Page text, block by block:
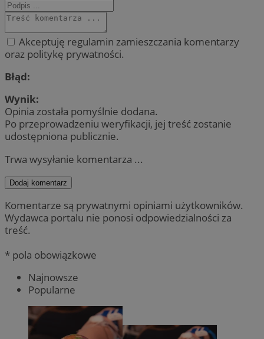
Akceptuję regulamin zamieszczania komentarzy
oraz politykę prywatności.
Błąd:
Wynik:
Opinia została pomyślnie dodana.
Po przeprowadzeniu weryfikacji, jej treść zostanie
udostępniona publicznie.
Trwa wysyłanie komentarza ...
Dodaj komentarz
Komentarze są prywatnymi opiniami użytkowników.
Wydawca portalu nie ponosi odpowiedzialności za
treść.
* pola obowiązkowe
Najnowsze
Popularne